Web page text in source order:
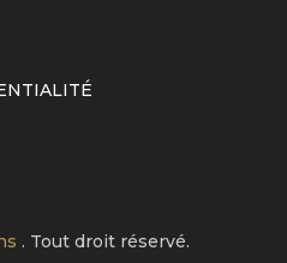
. Tout droit réservé.